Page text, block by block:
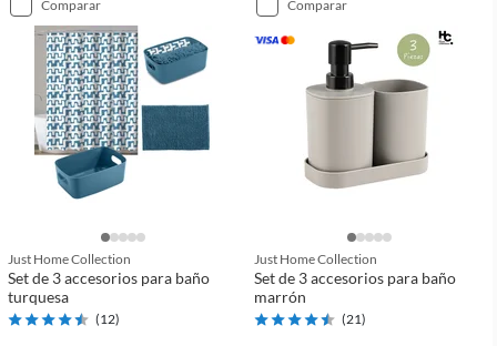
comparar
Just Home Collection
Set de 3 accesorios para baño
turquesa
(12)
comparar
Just Home Collection
Set de 3 accesorios para baño
marrón
(21)